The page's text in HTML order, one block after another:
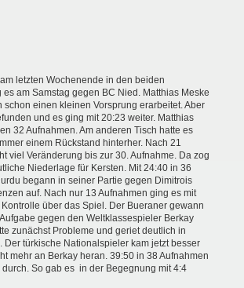
letzten Wochenende in den beiden
am Samstag gegen BC Nied. Matthias Meske
einen kleinen Vorsprung erarbeitet. Aber
und es ging mit 20:23 weiter. Matthias
32 Aufnahmen. Am anderen Tisch hatte es
einem Rückstand hinterher. Nach 21
viel Veränderung bis zur 30. Aufnahme. Da zog
Niederlage für Kersten. Mit 24:40 in 36
begann in seiner Partie gegen Dimitrois
auf. Nach nur 13 Aufnahmen ging es mit
über das Spiel. Der Bueraner gewann
gegen den Weltklassespieler Berkay
zunächst Probleme und geriet deutlich in
türkische Nationalspieler kam jetzt besser
mehr an Berkay heran. 39:50 in 38 Aufnahmen
So gab es in der Begegnung mit 4:4